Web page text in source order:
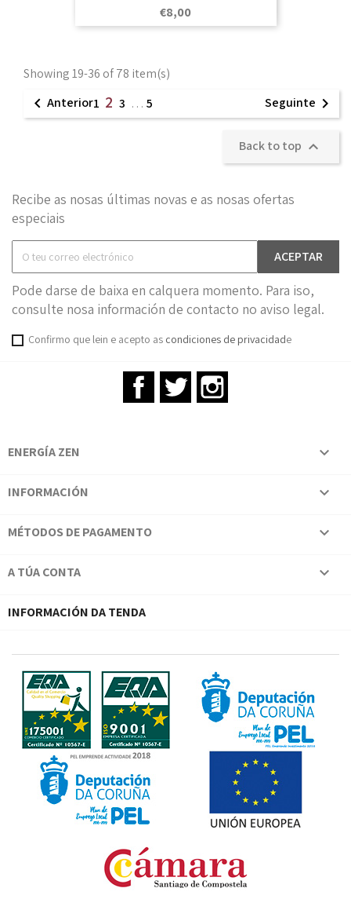
Prezo
€8,00
Showing 19-36 of 78 item(s)
 Anterior1 2 3 … 5 Seguinte 
Back to top 
Recibe as nosas últimas novas e as nosas ofertas
especiais
Pode darse de baixa en calquera momento. Para iso,
consulte nosa información de contacto no aviso legal.
Confirmo que lein e acepto as condiciones de privacidade
FacebookTwitter
ENERGÍA ZEN 
INFORMACIÓN 
MÉTODOS DE PAGAMENTO 
A TÚA CONTA 
INFORMACIÓN DA TENDA